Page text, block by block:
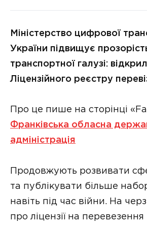
Міністерство цифрової
України підвищує
транспортної галузі:
Ліцензійного реєстру
Про це пише на сторінці
Франківська обласна
адміністрація
Продовжують розвивати
та публікувати більше
навіть під час війни. На
про ліцензії на